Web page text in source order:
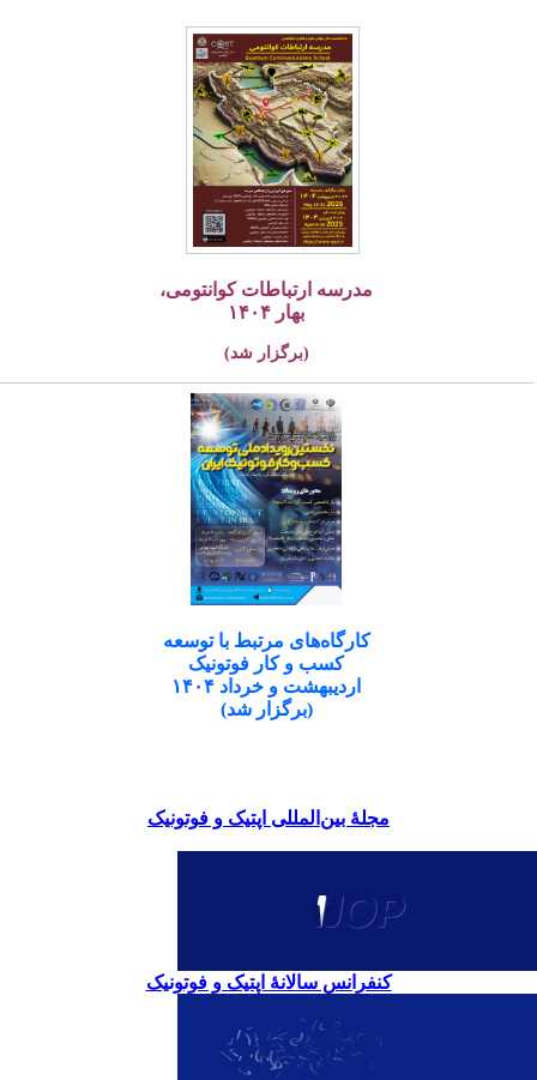
مدرسه ارتباطات کوانتومی،
بهار ۱۴۰۴
(برگزار شد)
کارگاه‌های مرتبط با توسعه
کسب و کار فوتونیک
اردیبهشت و خرداد ۱۴۰۴
(برگزار شد)
مجلۀ بین‌المللی اپتیک و فوتونیک
کنفرانس سالانۀ اپتیک و فوتونیک